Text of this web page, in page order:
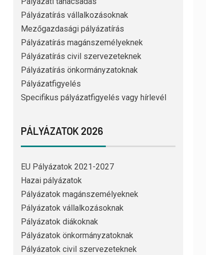
Pályázatírás vállalkozásoknak
Mezőgazdasági pályázatírás
Pályázatírás magánszemélyeknek
Pályázatírás civil szervezeteknek
Pályázatírás önkormányzatoknak
Pályázatfigyelés
Specifikus pályázatfigyelés vagy hírlevél
PÁLYÁZATOK 2026
EU Pályázatok 2021-2027
Hazai pályázatok
Pályázatok magánszemélyeknek
Pályázatok vállalkozásoknak
Pályázatok diákoknak
Pályázatok önkormányzatoknak
Pályázatok civil szervezeteknek